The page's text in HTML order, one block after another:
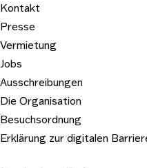
Kontakt
Presse
Vermietung
Jobs
Ausschreibungen
Die Organisation
Besuchsordnung
Erklärung zur digitalen